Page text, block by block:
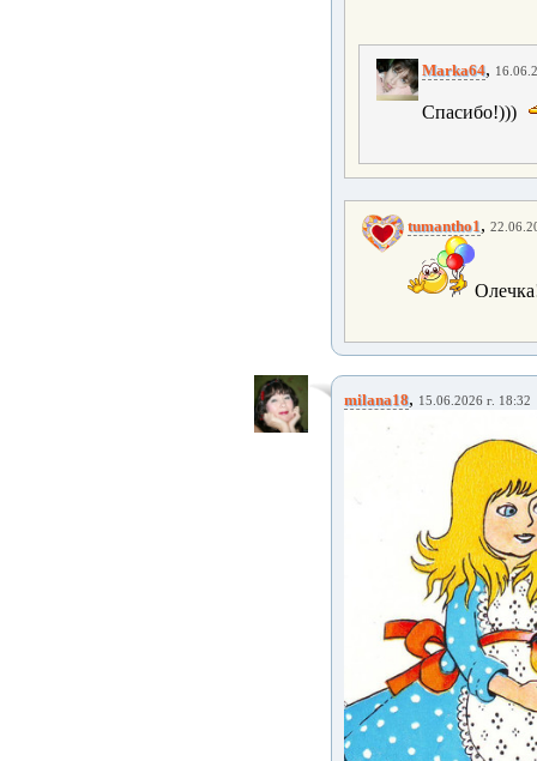
Marka64,
Спасибо!)))
tumantho1,
milana18, 15.06.2026 г. 18:32